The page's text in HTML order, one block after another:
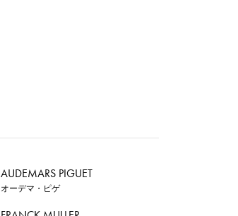
AUDEMARS PIGUET
オーデマ・ピゲ